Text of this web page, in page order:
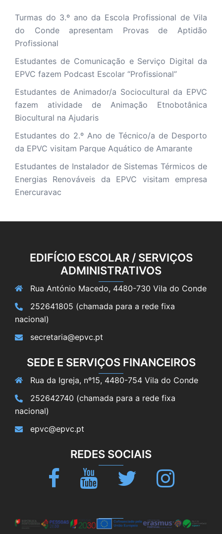
Turmas do 3.º ano da Escola Profissional de Vila
do Conde apresentam Provas de Aptidão
Profissional
Estudantes de Comunicação e Serviço Digital da
EPVC fazem Podcast Escolar “Profissional”
Estudantes de Animador/a Sociocultural da EPVC
fazem atividade de Animação Etnobotânica
Biocultural na Ajudaris
Estudantes do 2.º Ano de Técnico/a de Desporto
da EPVC visitam Parque Aquático de Amarante
Estudantes de Instalador de Sistemas Térmicos de
Energias Renováveis da EPVC visitam empresa
Enercuravac
EDIFÍCIO ESCOLAR / SERVIÇOS
ADMINISTRATIVOS
Rua António Macedo, 4480-730 Vila do Conde
252641805 (chamada para a rede fixa
nacional)
secretaria@epvc.pt
SEDE E SERVIÇOS FINANCEIROS
Rua da Igreja, nº15, 4480-754 Vila do Conde
252642740 (chamada para a rede fixa
nacional)
epvc@epvc.pt
REDES SOCIAIS
Facebook Youtube Twitter Instagram